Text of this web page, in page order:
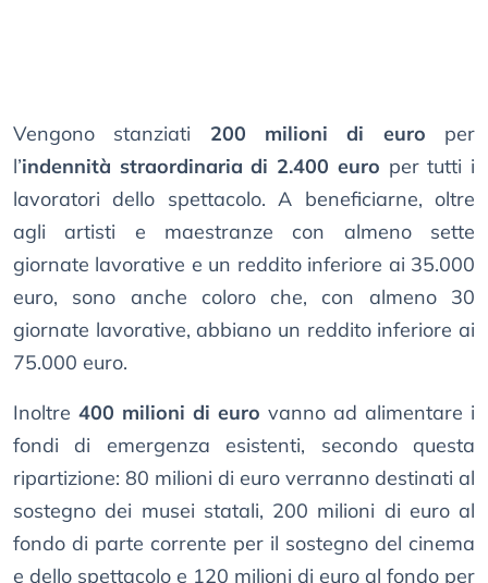
Vengono stanziati 200 milioni di euro per
l’indennità straordinaria di 2.400 euro per tutti i
lavoratori dello spettacolo. A beneficiarne, oltre
agli artisti e maestranze con almeno sette
giornate lavorative e un reddito inferiore ai 35.000
euro, sono anche coloro che, con almeno 30
giornate lavorative, abbiano un reddito inferiore ai
75.000 euro.
Inoltre 400 milioni di euro vanno ad alimentare i
fondi di emergenza esistenti, secondo questa
ripartizione: 80 milioni di euro verranno destinati al
sostegno dei musei statali, 200 milioni di euro al
fondo di parte corrente per il sostegno del cinema
e dello spettacolo e 120 milioni di euro al fondo per